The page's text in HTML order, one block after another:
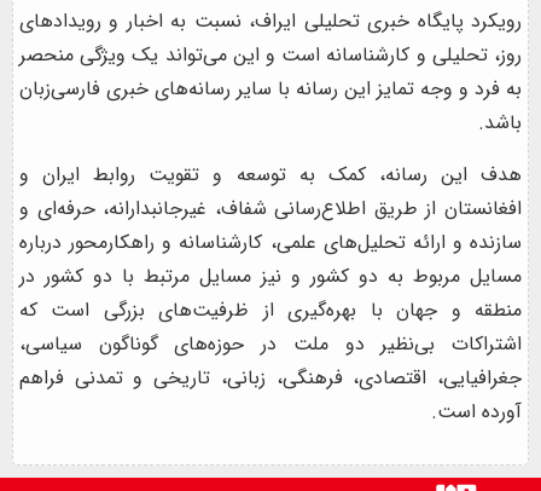
رویکرد پایگاه خبری تحلیلی ایراف، نسبت به اخبار و رویدادهای
روز، تحلیلی و کارشناسانه است و این می‌تواند یک ویژگی منحصر
به فرد و وجه تمایز این رسانه با سایر رسانه‌های خبری فارسی‌زبان
باشد.
هدف این رسانه، کمک به توسعه و تقویت روابط ایران و
افغانستان از طریق اطلاع‌رسانی شفاف، غیرجانبدارانه، حرفه‌ای و
سازنده و ارائه تحلیل‌های علمی، کارشناسانه و راهکارمحور درباره
مسایل مربوط به دو کشور و نیز مسایل مرتبط با دو کشور در
منطقه و جهان با بهره‌گیری از ظرفیت‌های بزرگی است که
اشتراکات بی‌نظیر دو ملت در حوزه‌های گوناگون سیاسی،
جغرافیایی، اقتصادی، فرهنگی، زبانی، تاریخی و تمدنی فراهم
آورده است.